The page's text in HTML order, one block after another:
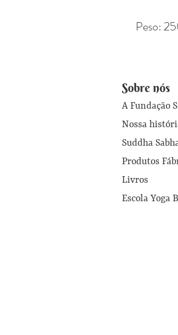
Peso:
Sobre nós
A Fundação
Nossa
Suddha
Produtos
Livros
Escola Yoga